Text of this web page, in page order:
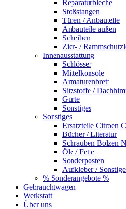
Reparaturbleche
Stoßstangen
Türen / Anbauteile
Anbauteile außen
Scheiben
Zier- /
Innenausstattung
Schlösser
Mittelkonsole
Armaturenbrett
Sitzstoffe /
Gurte
Sonstiges
Sonstiges
Ersatzteile Citroen
Bücher / Literatur
Schrauben Bolzen
Öle / Fette
Sonderposten
Aufkleber /
% Sonderangebote %
Gebrauchtwagen
Werkstatt
Über uns